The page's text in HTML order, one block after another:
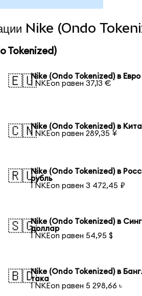
Nike (Ondo
Tokenized)
🇪🇺Nike (Ondo Tokenized) в Евро
1 NKEon равен 37,13 €
🇨🇳Nike (Ondo Tokenized) в
1 NKEon равен 289,35 ¥
🇷🇺Nike (Ondo Tokenized) в
рубль
1 NKEon равен 3 472,45 ₽
🇸🇬Nike (Ondo Tokenized) в
доллар
1 NKEon равен 54,95 $
🇧🇩Nike (Ondo Tokenized) в
така
1 NKEon равен 5 298,66 ৳